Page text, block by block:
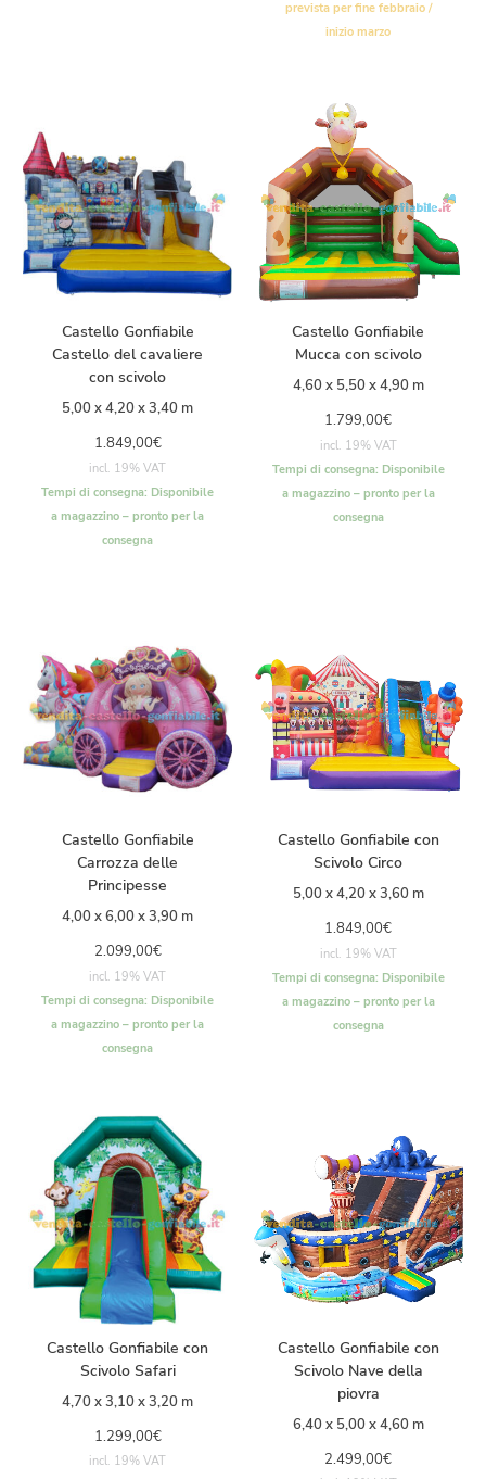
prevista per fine febbraio /
inizio marzo
Castello Gonfiabile
Castello del cavaliere
con scivolo
5,00 x 4,20 x 3,40 m
1.849,00€
incl. 19% VAT
Tempi di consegna: Disponibile
a magazzino – pronto per la
consegna
Castello Gonfiabile
Mucca con scivolo
4,60 x 5,50 x 4,90 m
1.799,00€
incl. 19% VAT
Tempi di consegna: Disponibile
a magazzino – pronto per la
consegna
Castello Gonfiabile
Carrozza delle
Principesse
4,00 x 6,00 x 3,90 m
2.099,00€
incl. 19% VAT
Tempi di consegna: Disponibile
a magazzino – pronto per la
consegna
Castello Gonfiabile con
Scivolo Circo
5,00 x 4,20 x 3,60 m
1.849,00€
incl. 19% VAT
Tempi di consegna: Disponibile
a magazzino – pronto per la
consegna
Castello Gonfiabile con
Scivolo Safari
4,70 x 3,10 x 3,20 m
1.299,00€
incl. 19% VAT
Castello Gonfiabile con
Scivolo Nave della
piovra
6,40 x 5,00 x 4,60 m
2.499,00€